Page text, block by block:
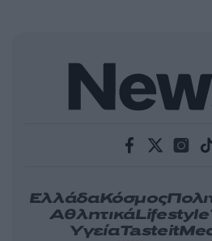
ΕλλάδαΚόσμος
ΑθλητικάLifestyle
ΥγείαTasteit